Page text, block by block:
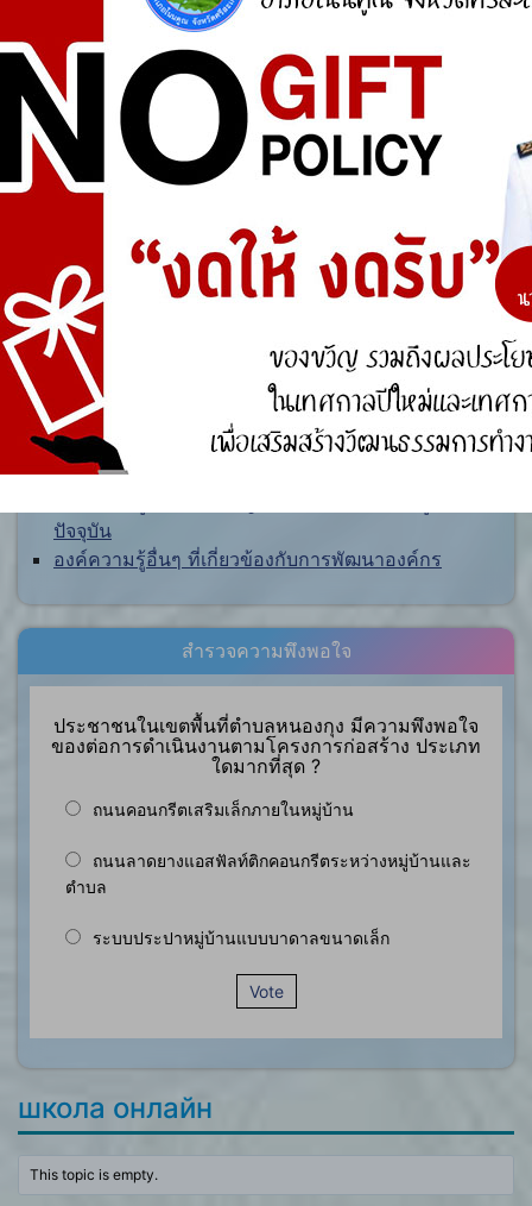
ศูนย์ร้องเรียน
สำนักงานคณะกรรมการป้องกันและปราบปรามการ
สำนักงานคณะกรรมการป้องกันและปราบปรามการ
ทุจริตในภาครัฐ
การจัดการความรู้ (KM)
องค์ความรู้ที่สนับสนุน วิสัยทัศน์ พันธกิจ ยุทธศาสตร์
ขององค์กร
องค์ความรู้จากประสบการณ์ที่องค์กรได้สั่งสมมา
ปัจจุบัน
องค์ความรู้อื่นๆ ที่เกี่ยวข้องกับการพัฒนาองค์กร
สำรวจความพึงพอใจ
ประชาชนในเขตพื้นที่ตำบลหนองกุง มีความพึงพอใจ
ของต่อการดำเนินงานตามโครงการก่อสร้าง ประเภท
ใดมากที่สุด ?
ถนนคอนกรีตเสริมเล็กภายในหมู่บ้าน
ถนนลาดยางแอสฟัลท์ติกคอนกรีตระหว่างหมู่บ้านและ
ตำบล
ระบบประปาหมู่บ้านแบบบาดาลขนาดเล็ก
Vote
школа онлайн
This topic is empty.